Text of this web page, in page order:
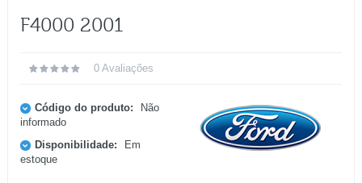
F4000 2001
0 Avaliações
Código do produto:
Não
informado
Disponibilidade:
Em
estoque